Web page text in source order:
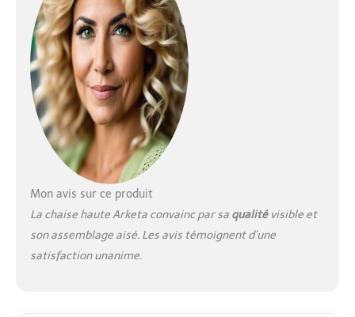
s’intègre
harmonieusement à
tout intérieur
moderne Siege bebe
3 en 1 : Le Highchair
Bouncer fait à la fois
office de transat,
balancelle et assise
nouveau-né.
confort optimal
Chaise haute
evolutive en bois
Mon avis sur ce produit
La chaise haute Arketa convainc par sa qualitévisible et
son assemblage aisé. Les avis témoignent d’une
satisfaction unanime.